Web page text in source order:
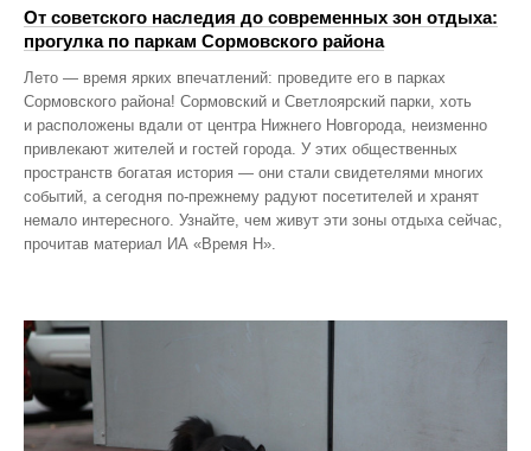
От советского наследия до современных зон отдыха:
прогулка по паркам Сормовского района
Лето — время ярких впечатлений: проведите его в парках
Сормовского района! Сормовский и Светлоярский парки, хоть
и расположены вдали от центра Нижнего Новгорода, неизменно
привлекают жителей и гостей города. У этих общественных
пространств богатая история — они стали свидетелями многих
событий, а сегодня по‑прежнему радуют посетителей и хранят
немало интересного. Узнайте, чем живут эти зоны отдыха сейчас,
прочитав материал ИА «Время Н».